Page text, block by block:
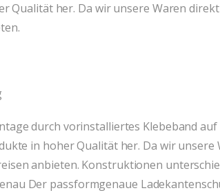
her. Da wir unsere Waren
durch vorinstalliertes Klebeband
in hoher Qualität her. Da wir unsere
anbieten. Konstruktionen
Der passformgenaue